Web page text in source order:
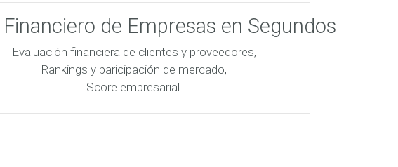
de Empresas en Segundos
Evaluación financiera de clientes y proveedores,
Rankings y paricipación de mercado,
Score empresarial.